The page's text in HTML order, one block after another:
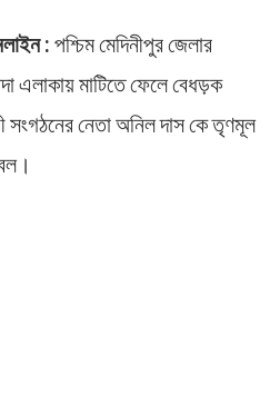
: পশ্চিম মেদিনীপুর জেলার
এলাকায় মাটিতে ফেলে বেধড়ক
নেতা অনিল দাস কে তৃণমূল